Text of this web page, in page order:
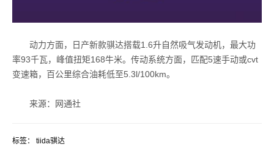
动力方面，日产新款骐达搭载1.6升自然吸气发动机，最大功
率93千瓦，峰值扭矩168牛米。传动系统方面，匹配5速手动或cvt
变速箱，百公里综合油耗低至5.3l/100km。
来源：网通社
标签： tiida骐达